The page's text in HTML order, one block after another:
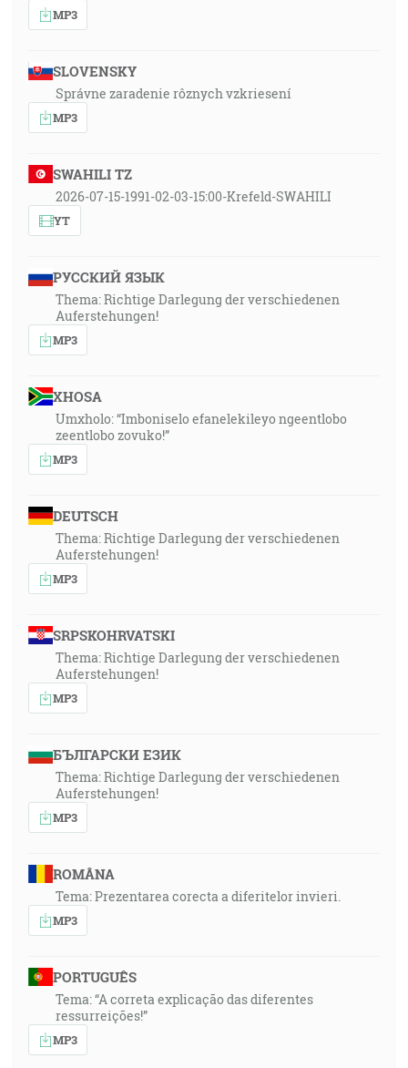
MP3
SLOVENSKY
Správne zaradenie rôznych vzkriesení
MP3
SWAHILI TZ
2026-07-15-1991-02-03-15:00-Krefeld-SWAHILI
YT
РУССКИЙ ЯЗЫК
Thema: Richtige Darlegung der verschiedenen
Auferstehungen!
MP3
XHOSA
Umxholo: “Imboniselo efanelekileyo ngeentlobo
zeentlobo zovuko!”
MP3
DEUTSCH
Thema: Richtige Darlegung der verschiedenen
Auferstehungen!
MP3
SRPSKOHRVATSKI
Thema: Richtige Darlegung der verschiedenen
Auferstehungen!
MP3
БЪЛГАРСКИ ЕЗИК
Thema: Richtige Darlegung der verschiedenen
Auferstehungen!
MP3
ROMÂNA
Tema: Prezentarea corecta a diferitelor invieri.
MP3
PORTUGUÊS
Tema: “A correta explicação das diferentes
ressurreições!”
MP3